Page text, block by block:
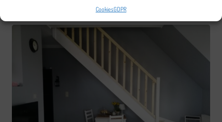
CookiesGDPR